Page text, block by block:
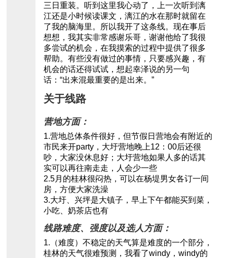
三日重装。听到这里我心动了，上一次听到漓
江还是小时候读课文，漓江的水在那时就留在
了我的脑海里。所以我开了这条线。现在事后
想想，我其实非常感谢乐哥，谢谢他给了我很
多尝试的机会，在我摸索的过程中提供了很多
帮助。有些没有做过的事情，只要感兴趣，有
机会的话还得试试，想起幸泽说的另一句
话：“出来混最重要的是出来。”
关于线路
营地方面：
1.营地总体条件很好，但节假日营地会有附近的
市民来开party，大圩营地晚上12：00后还很
吵，大家没休息好；大圩营地如果人多的话其
实可以再往南走走，人会少一些
2.5月的桂林很闷热，可以在杨堤男女各订一间
房，方便大家洗澡
3.大圩、兴坪是大镇子，早上下午都能买到菜，
小吃、奶茶店也有
线路难度、强度以及选人方面：
1.（难度）不稳定的天气算是难度的一个部分，
桂林的天气很难预测，我看了windy，windy的